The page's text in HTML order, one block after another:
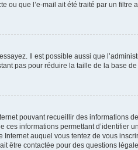
ou que l’e-mail ait été traité par un filtre
Il est possible aussi que
pas pour réduire la taille de la base de
pouvant recueillir des informations
ces informations permettant d’identifier
Internet auquel vous tentez de vous
être contactée pour des questions